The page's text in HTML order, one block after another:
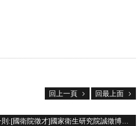
回上一頁 回最上面
上一則:[國衛院徵才]國家衛生研究院誠徵博士後研究員 及 助研究員(含)以上研究人員